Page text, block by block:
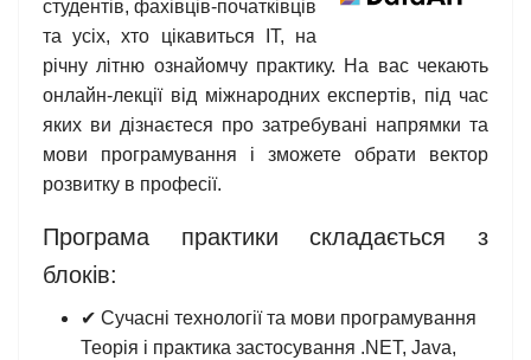
студентів, фахівців-початківців
та усіх, хто цікавиться IT, на
річну літню ознайомчу практику. На вас чекають
онлайн-лекції від міжнародних експертів, під час
яких ви дізнаєтеся про затребувані напрямки та
мови програмування і зможете обрати вектор
розвитку в професії.
Програма практики складається з
блоків:
✔ Сучасні технології та мови програмування
Теорія і практика застосування .NET, Java,